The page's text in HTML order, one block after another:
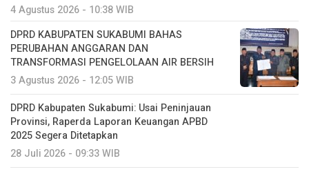
4 Agustus 2026 - 10:38 WIB
DPRD KABUPATEN SUKABUMI BAHAS
PERUBAHAN ANGGARAN DAN
TRANSFORMASI PENGELOLAAN AIR BERSIH
3 Agustus 2026 - 12:05 WIB
DPRD Kabupaten Sukabumi: Usai Peninjauan
Provinsi, Raperda Laporan Keuangan APBD
2025 Segera Ditetapkan
28 Juli 2026 - 09:33 WIB